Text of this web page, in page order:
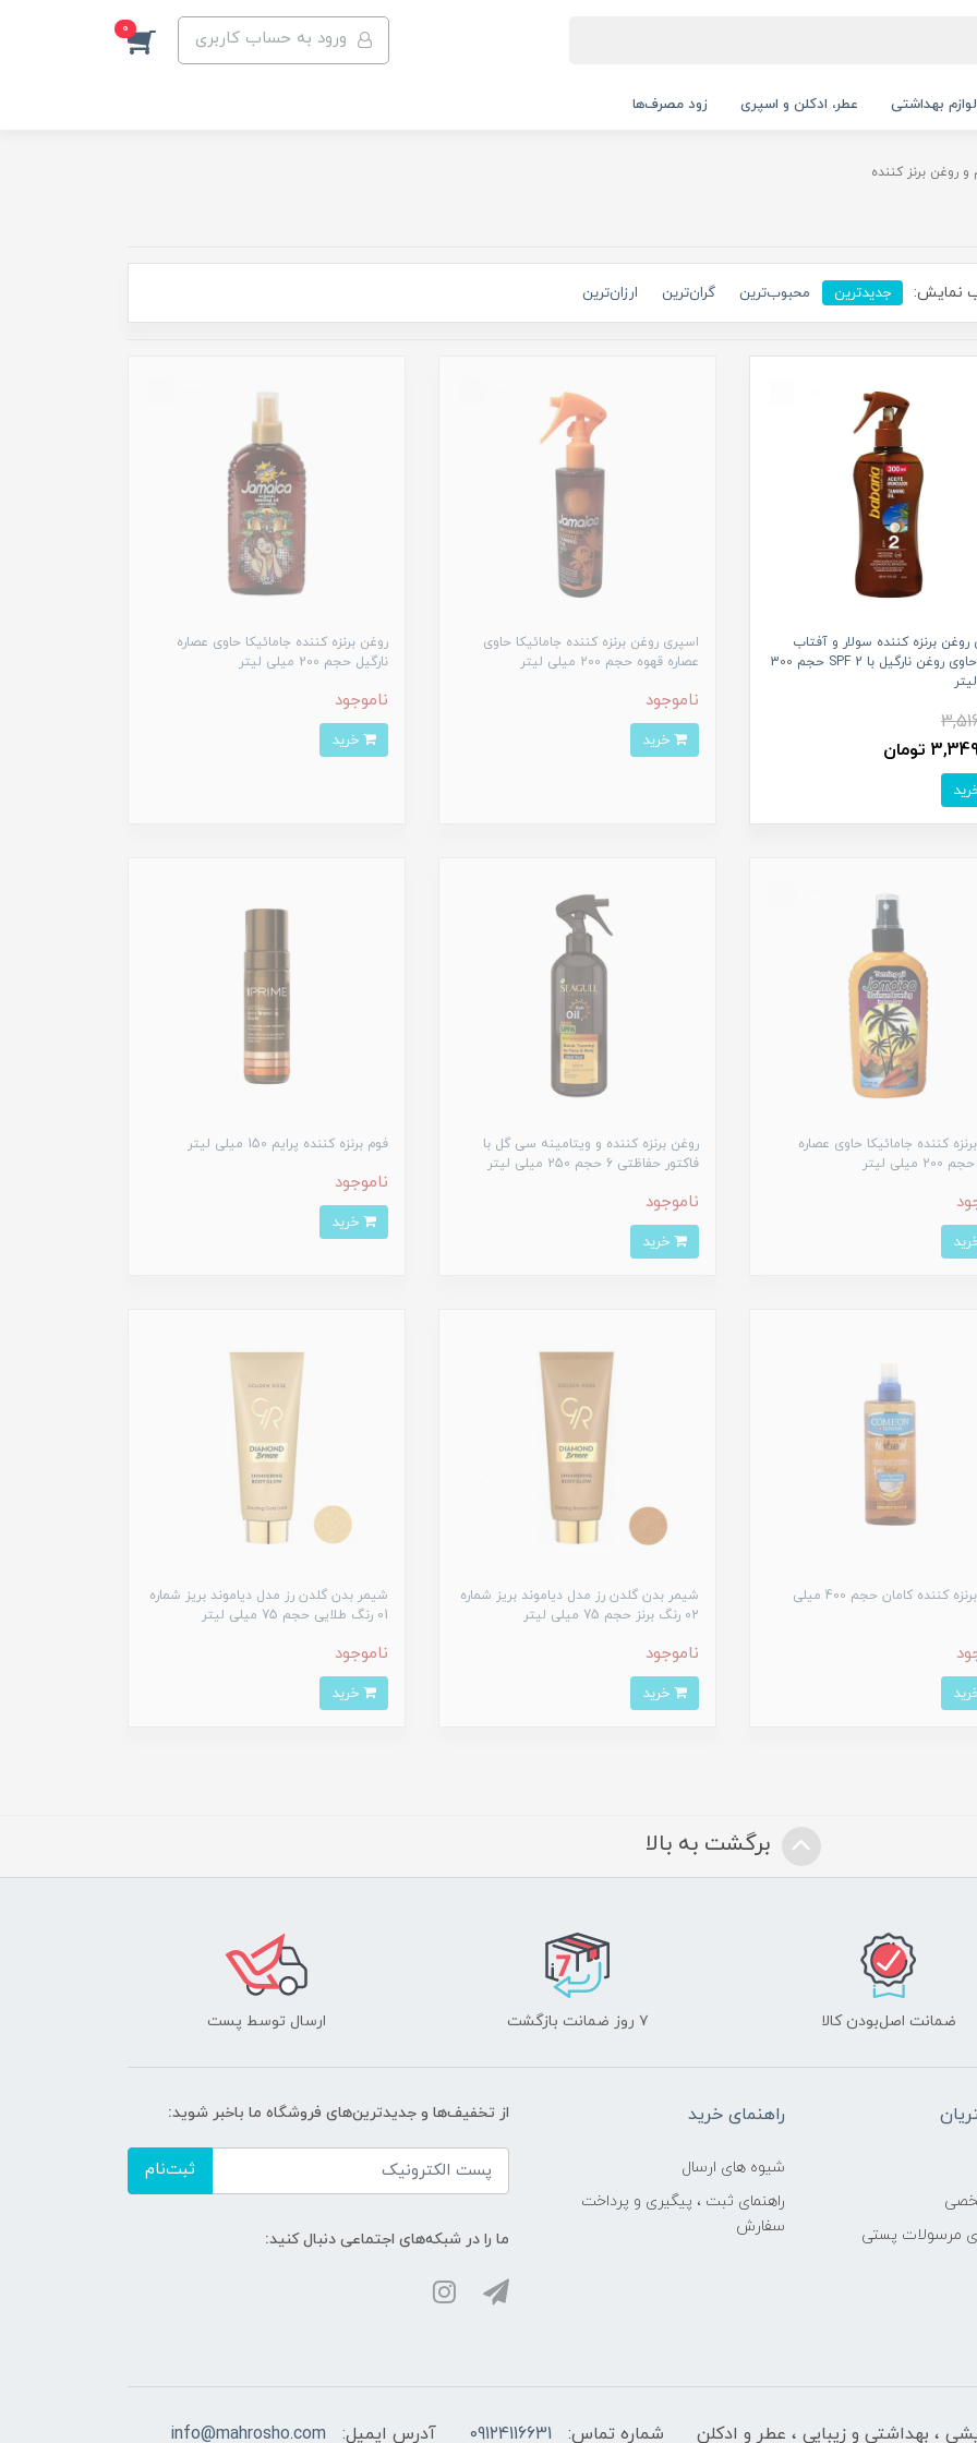
ورود به حساب کاربری 0
لوازم بهداشتی عطر، ادکلن و اسپری زود مصرف‌ها
و روغن برنز کننده
نمایش: جدیدترین محبوب‌ترین گران‌ترین ارزان‌ترین
روغن برنزه کننده سولار و آفتاب
باباریا حاوی روغن نارگیل با SPF 2 حجم 300
تومان
اسپری روغن برنزه کننده جامائیکا حاوی
عصاره قهوه حجم 200 میلی لیتر
ناموجود
خرید
روغن برنزه کننده جامائیکا حاوی عصاره
نارگیل حجم 200 میلی لیتر
ناموجود
خرید
کننده جامائیکا حاوی عصاره
لیتر
روغن برنزه‌ کننده و ویتامینه سی‌ گل با
فاکتور حفاظتی 6 حجم 250 میلی‌ لیتر
ناموجود
خرید
فوم برنزه کننده پرایم 150 میلی لیتر
ناموجود
خرید
روغن برنزه کننده کامان حجم 400 میلی
شیمر بدن گلدن رز مدل دیاموند بریز شماره
02 رنگ برنز حجم 75 میلی لیتر
ناموجود
خرید
شیمر بدن گلدن رز مدل دیاموند بریز شماره
01 رنگ طلایی حجم 75 میلی لیتر
ناموجود
خرید
برگشت به بالا
ضمانت اصل‌بودن کالا ۷ روز ضمانت بازگشت ارسال توسط پست
مرسولات پستی
راهنمای خرید
شیوه های ارسال
راهنمای ثبت ، پیگیری و پرداخت
سفارش
از تخفیف‌ها و جدیدترین‌های فروشگاه ما باخبر شوید:
ثبت‌نام
ما را در شبکه‌های اجتماعی دنبال کنید:
، بهداشتی و زیبایی ، عطر و ادکلن شماره تماس: 09124116631 آدرس ایمیل: info@mahrosho.com